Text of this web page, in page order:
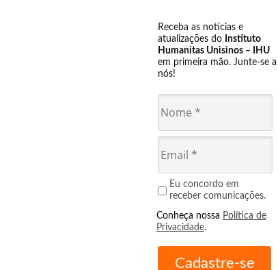
Receba as notícias e
atualizações do Instituto
Humanitas Unisinos – IHU
em primeira mão. Junte-se a
nós!
Eu concordo em
receber comunicações.
Conheça nossa Política de
Privacidade.